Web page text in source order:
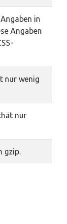
in
Angaben
nur wenig
nur
gzip.